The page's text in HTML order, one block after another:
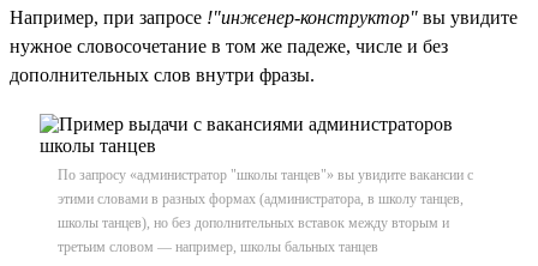
Например, при запросе !"инженер-конструктор" вы увидите
нужное словосочетание в том же падеже, числе и без
дополнительных слов внутри фразы.
По запросу «администратор "школы танцев"» вы увидите вакансии с
этими словами в разных формах (администратора, в школу танцев,
школы танцев), но без дополнительных вставок между вторым и
третьим словом — например, школы бальных танцев